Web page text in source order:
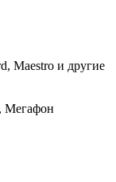
Maestro и другие
Мегафон